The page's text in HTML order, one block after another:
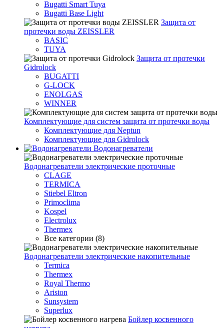
Bugatti Smart Tuya
Bugatti Base Light
Защита от
протечки воды ZEISSLER
BASIC
TUYA
Защита от протечки
Gidrolock
BUGATTI
G-LOCK
ENOLGAS
WINNER
Комплектующие для систем защита от протечки воды
Комплектующие для Neptun
Комплектующие для Gidrolock
Водонагреватели
Водонагреватeли электрические проточные
CLAGE
TERMICA
Stiebel Eltron
Primoclima
Kospel
Electrolux
Thermex
Все категории (8)
Водонагреватели электрические накопительные
Termica
Thermex
Royal Thermo
Ariston
Sunsystem
Superlux
Бойлер косвенного